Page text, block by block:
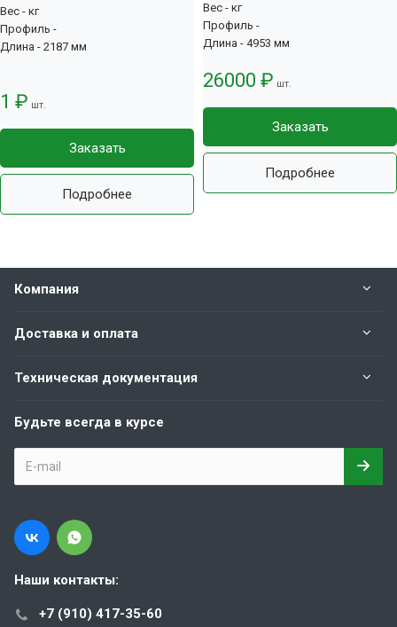
Вес - кг
Профиль -
Длина - 2187 мм
1 ₽ шт.
Заказать
Подробнее
Вес - кг
Профиль -
Длина - 4953 мм
26000 ₽ шт.
Заказать
Подробнее
Компания
Доставка и оплата
Техническая документация
Будьте всегда в курсе
Наши контакты:
+7 (910) 417-35-60